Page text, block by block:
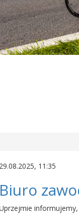
29.08.2025, 11:35
Biuro